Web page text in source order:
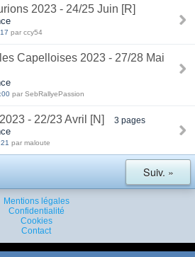
2023 - 24/25 Juin [R]
par ccy54
Capelloises 2023 - 27/28 Mai
par SebRallyePassion
- 22/23 Avril [N] 3 pages
par maloute
Suiv. »
Mentions légales
Confidentialité
Cookies
Contact